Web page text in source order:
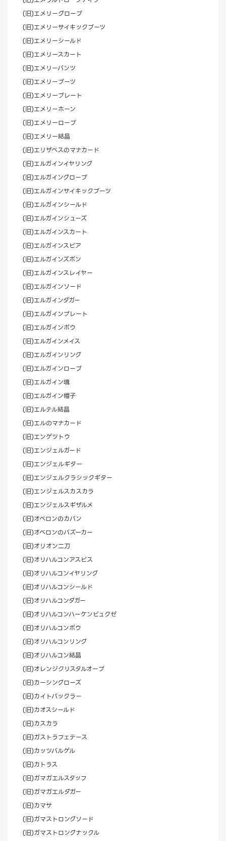
(旧)エメリーグローブ
(旧)エメリーサイキックブーツ
(旧)エメリーシールド
(旧)エメリースカート
(旧)エメリーパンツ
(旧)エメリーブーツ
(旧)エメリープレート
(旧)エメリーホーン
(旧)エメリーローブ
(旧)エメリー結晶
(旧)エリザベスのマナカード
(旧)エルガインイヤリング
(旧)エルガイングローブ
(旧)エルガインサイキックブーツ
(旧)エルガインシールド
(旧)エルガインシューズ
(旧)エルガインスカート
(旧)エルガインスピア
(旧)エルガインズボン
(旧)エルガインスレイヤー
(旧)エルガインソード
(旧)エルガインダガー
(旧)エルガインプレート
(旧)エルガインボウ
(旧)エルガインメイス
(旧)エルガインリング
(旧)エルガインローブ
(旧)エルガイン魂
(旧)エルガイン帽子
(旧)エルテル結晶
(旧)エルのマナカード
(旧)エンゲツトウ
(旧)エンジェルガード
(旧)エンジェルギター
(旧)エンジェルクラシックギター
(旧)エンジェルスカスカラ
(旧)エンジェルスギザルメ
(旧)オベロンのカバン
(旧)オベロンのバズーカー
(旧)オリオン二刀
(旧)オリハルコンアスピス
(旧)オリハルコンイヤリング
(旧)オリハルコンシールド
(旧)オリハルコンダガー
(旧)オリハルコンハーケンビュクゼ
(旧)オリハルコンボウ
(旧)オリハルコンリング
(旧)オリハルコン結晶
(旧)オレンジクリスタルオーブ
(旧)カーシングローズ
(旧)カイトバックラー
(旧)カオスシールド
(旧)カスカラ
(旧)ガストラフェテース
(旧)カッツバルゲル
(旧)カトラス
(旧)ガマガエルスタッフ
(旧)ガマガエルダガー
(旧)カマサ
(旧)ガマストロングソード
(旧)ガマストロングナックル